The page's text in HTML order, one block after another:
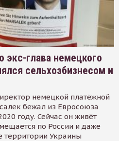
глава немецкого
сельхозбизнесом и
немецкой платёжной
бежал из Евросоюза
году. Сейчас он живёт
по России и даже
территории Украины